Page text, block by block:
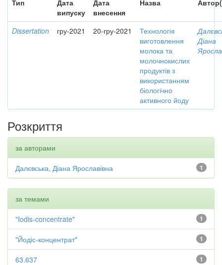
Тип
Дата
випуску
Дата
внесення
Назва
Dissertation гру-2021 20-гру-2021
Технологія
виготовлення
молока та
молочнокислих
продуктів з
використанням
біологічно
активного йоду
Діана
Розкриття
за авторами
1
Далєвська, Діана Ярославівна
за темами
1
"Iodis-concentrate"
1
"Йодіс-концентрат"
1
63.637